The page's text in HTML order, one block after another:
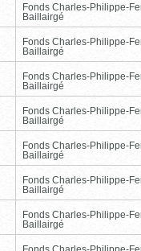
Fonds Charles-Philippe-
Baillairgé
Fonds Charles-Philippe-
Baillairgé
Fonds Charles-Philippe-
Baillairgé
Fonds Charles-Philippe-
Baillairgé
Fonds Charles-Philippe-
Baillairgé
Fonds Charles-Philippe-
Baillairgé
Fonds Charles-Philippe-
Baillairgé